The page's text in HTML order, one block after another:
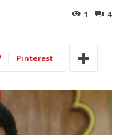
4
1
Pinterest